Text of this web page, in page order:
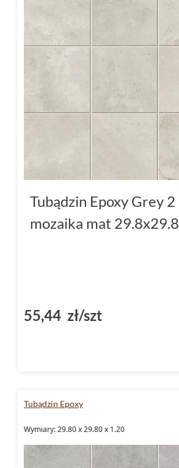
Tubądzin Epoxy Grey 2
mozaika mat 29.8x29.8
55,44 zł/szt
Tubądzin Epoxy
Wymiary: 29.80 x 29.80 x 1.20